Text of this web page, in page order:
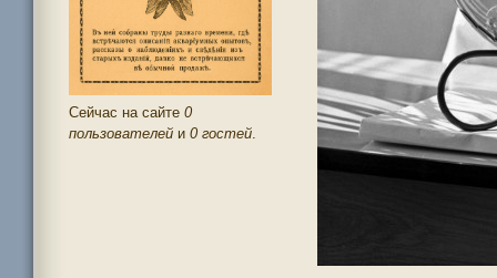
Сейчас на сайте 0
пользователей и 0 гостей.